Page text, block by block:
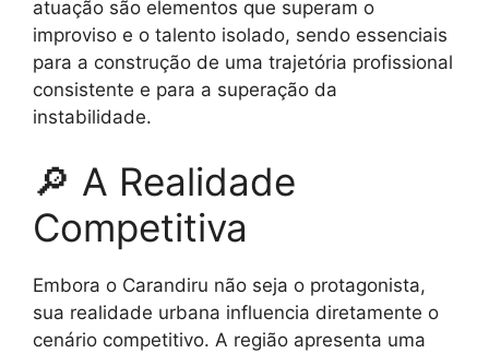
atuação são elementos que superam o
improviso e o talento isolado, sendo essenciais
para a construção de uma trajetória profissional
consistente e para a superação da
instabilidade.
🔎 A Realidade
Competitiva
Embora o Carandiru não seja o protagonista,
sua realidade urbana influencia diretamente o
cenário competitivo. A região apresenta uma